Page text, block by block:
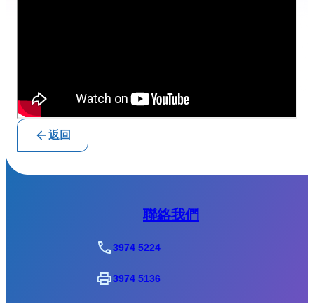
返回
聯絡我們
3974 5224
3974 5136